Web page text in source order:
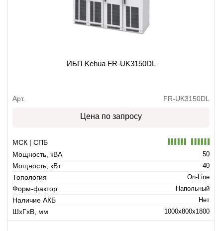
ИБП Kehua FR-UK3150DL
Арт. FR-UK3150DL
Цена по запросу
МСК | СПБ
Мощность, кВА
50
Мощность, кВт 40
Топология On-Line
Форм-фактор Напольный
Наличие АКБ Нет
ШхГхВ, мм 1000x800x1800